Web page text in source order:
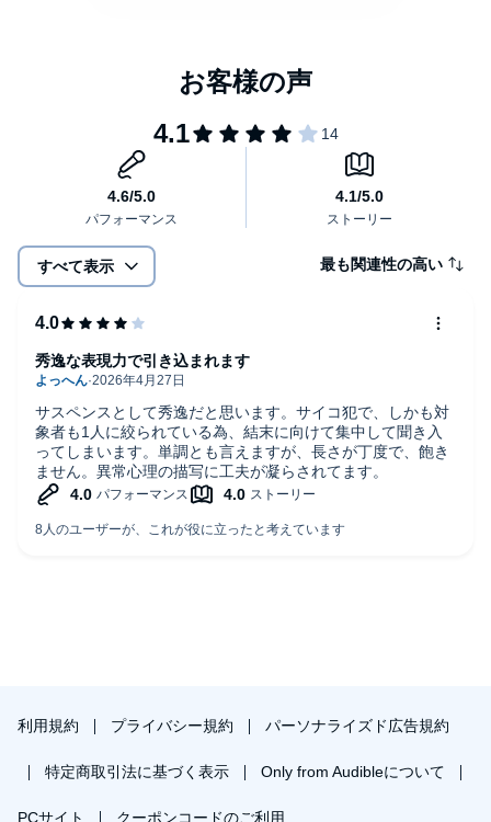
すべて表示 最も関連性の高い
サスペンスとして秀逸だと思います。サイコ犯で、しかも対
象者も1人に絞られている為、結末に向けて集中して聞き入
ってしまいます。単調とも言えますが、長さが丁度で、飽き
ません。異常心理の描写に工夫が凝らされてます。
秀逸な表現力で引き込まれます
利用規約 プライバシー規約 パーソナライズド広告規約
特定商取引法に基づく表示 Only from Audibleについて
PCサイト クーポンコードのご利用